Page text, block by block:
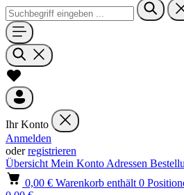
Ihr Konto
Anmelden
oderregistrieren
Übersicht Mein Konto Adressen
0,00 € Warenkorb enthält 0